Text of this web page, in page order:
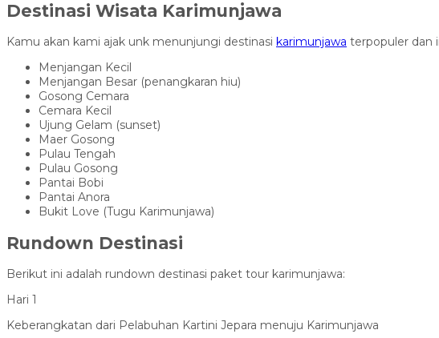
Destinasi Wisata Karimunjawa
Kamu akan kami ajak unk menunjungi destinasi karimunjawa terpopuler dan
Menjangan Kecil
Menjangan Besar (penangkaran hiu)
Gosong Cemara
Cemara Kecil
Ujung Gelam (sunset)
Maer Gosong
Pulau Tengah
Pulau Gosong
Pantai Bobi
Pantai Anora
Bukit Love (Tugu Karimunjawa)
Rundown Destinasi
Berikut ini adalah rundown destinasi paket tour karimunjawa:
Hari 1
Keberangkatan dari Pelabuhan Kartini Jepara menuju Karimunjawa